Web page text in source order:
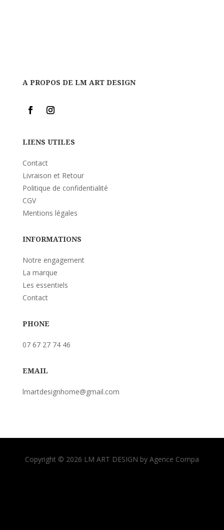
A PROPOS DE LM ART DESIGN
LIENS UTILES
Contact
Livraison et Retour
Politique de confidentialité
CGV
Mentions légales
INFORMATIONS
Notre engagement
La marque
Les essentiels
Contact
PHONE
07 67 27 74 46
EMAIL
lmartdesignhome@gmail.com
Copyright © 2026 LM ART DESIGN by Agence Compa